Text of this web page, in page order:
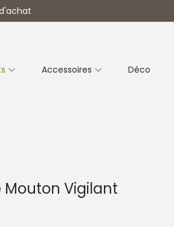
Accessoires Déco
Mouton Vigilant